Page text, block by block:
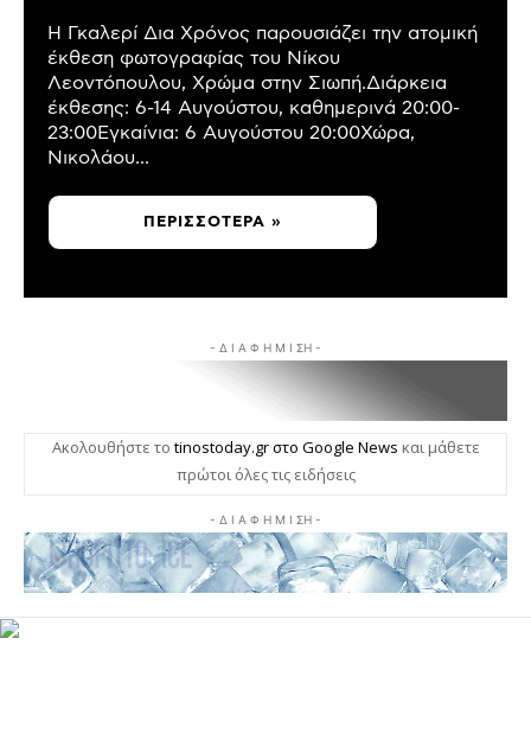
Η Γκαλερί Δια Χρόνος παρουσιάζει την ατομική
έκθεση φωτογραφίας του Νίκου
Λεοντόπουλου, Χρώμα στην Σιωπή.Διάρκεια
έκθεσης: 6-14 Αυγούστου, καθημερινά 20:00-
23:00Εγκαίνια: 6 Αυγούστου 20:00Χώρα,
Νικολάου...
ΠΕΡΙΣΣΌΤΕΡΑ »
- Δ Ι Α Φ Η Μ Ι ΣΗ -
Ακολουθήστε το tinostoday.gr στο Google News και μάθετε
πρώτοι όλες τις ειδήσεις
- Δ Ι Α Φ Η Μ Ι ΣΗ -